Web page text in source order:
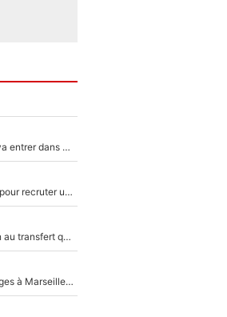
F1 - Alpine signe un accord «impensable» et va entrer dans une nouvelle dimension : Grande nouvelle pour Pierre Gasly !
«C’est un très bon choix» : L'OM fait une offre pour recruter un ancien joueur du PSG... et c'est validé dans l'After Foot !
140M€ pour Yan Diomandé : Le PSG a dit non au transfert qui bat tous les records sur le mercato
La crise financière continue de faire des ravages à Marseille : L’OM a placé 12 joueurs sur le marché des transferts… et ça pourrait lui rapporter près de 100M€ !